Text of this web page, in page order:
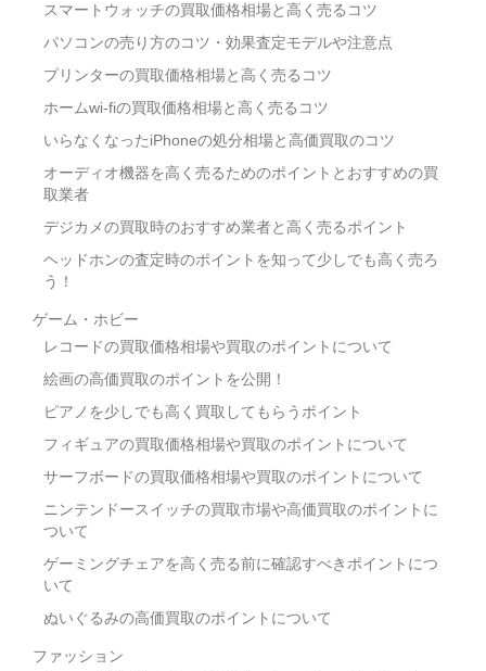
スマートウォッチの買取価格相場と高く売るコツ
パソコンの売り方のコツ・効果査定モデルや注意点
プリンターの買取価格相場と高く売るコツ
ホームwi-fiの買取価格相場と高く売るコツ
いらなくなったiPhoneの処分相場と高価買取のコツ
オーディオ機器を高く売るためのポイントとおすすめの買
取業者
デジカメの買取時のおすすめ業者と高く売るポイント
ヘッドホンの査定時のポイントを知って少しでも高く売ろ
う！
ゲーム・ホビー
レコードの買取価格相場や買取のポイントについて
絵画の高価買取のポイントを公開！
ピアノを少しでも高く買取してもらうポイント
フィギュアの買取価格相場や買取のポイントについて
サーフボードの買取価格相場や買取のポイントについて
ニンテンドースイッチの買取市場や高価買取のポイントに
ついて
ゲーミングチェアを高く売る前に確認すべきポイントにつ
いて
ぬいぐるみの高価買取のポイントについて
ファッション